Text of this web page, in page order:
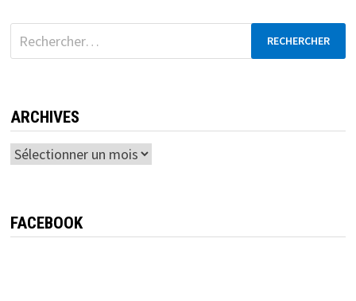
Rechercher :
ARCHIVES
Archives
FACEBOOK